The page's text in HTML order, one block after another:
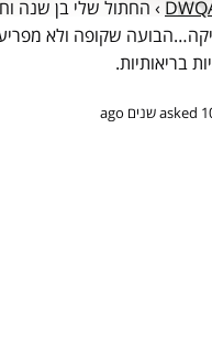
› החתול שלי בן שנה
שקופה ולא
בריאותיות.